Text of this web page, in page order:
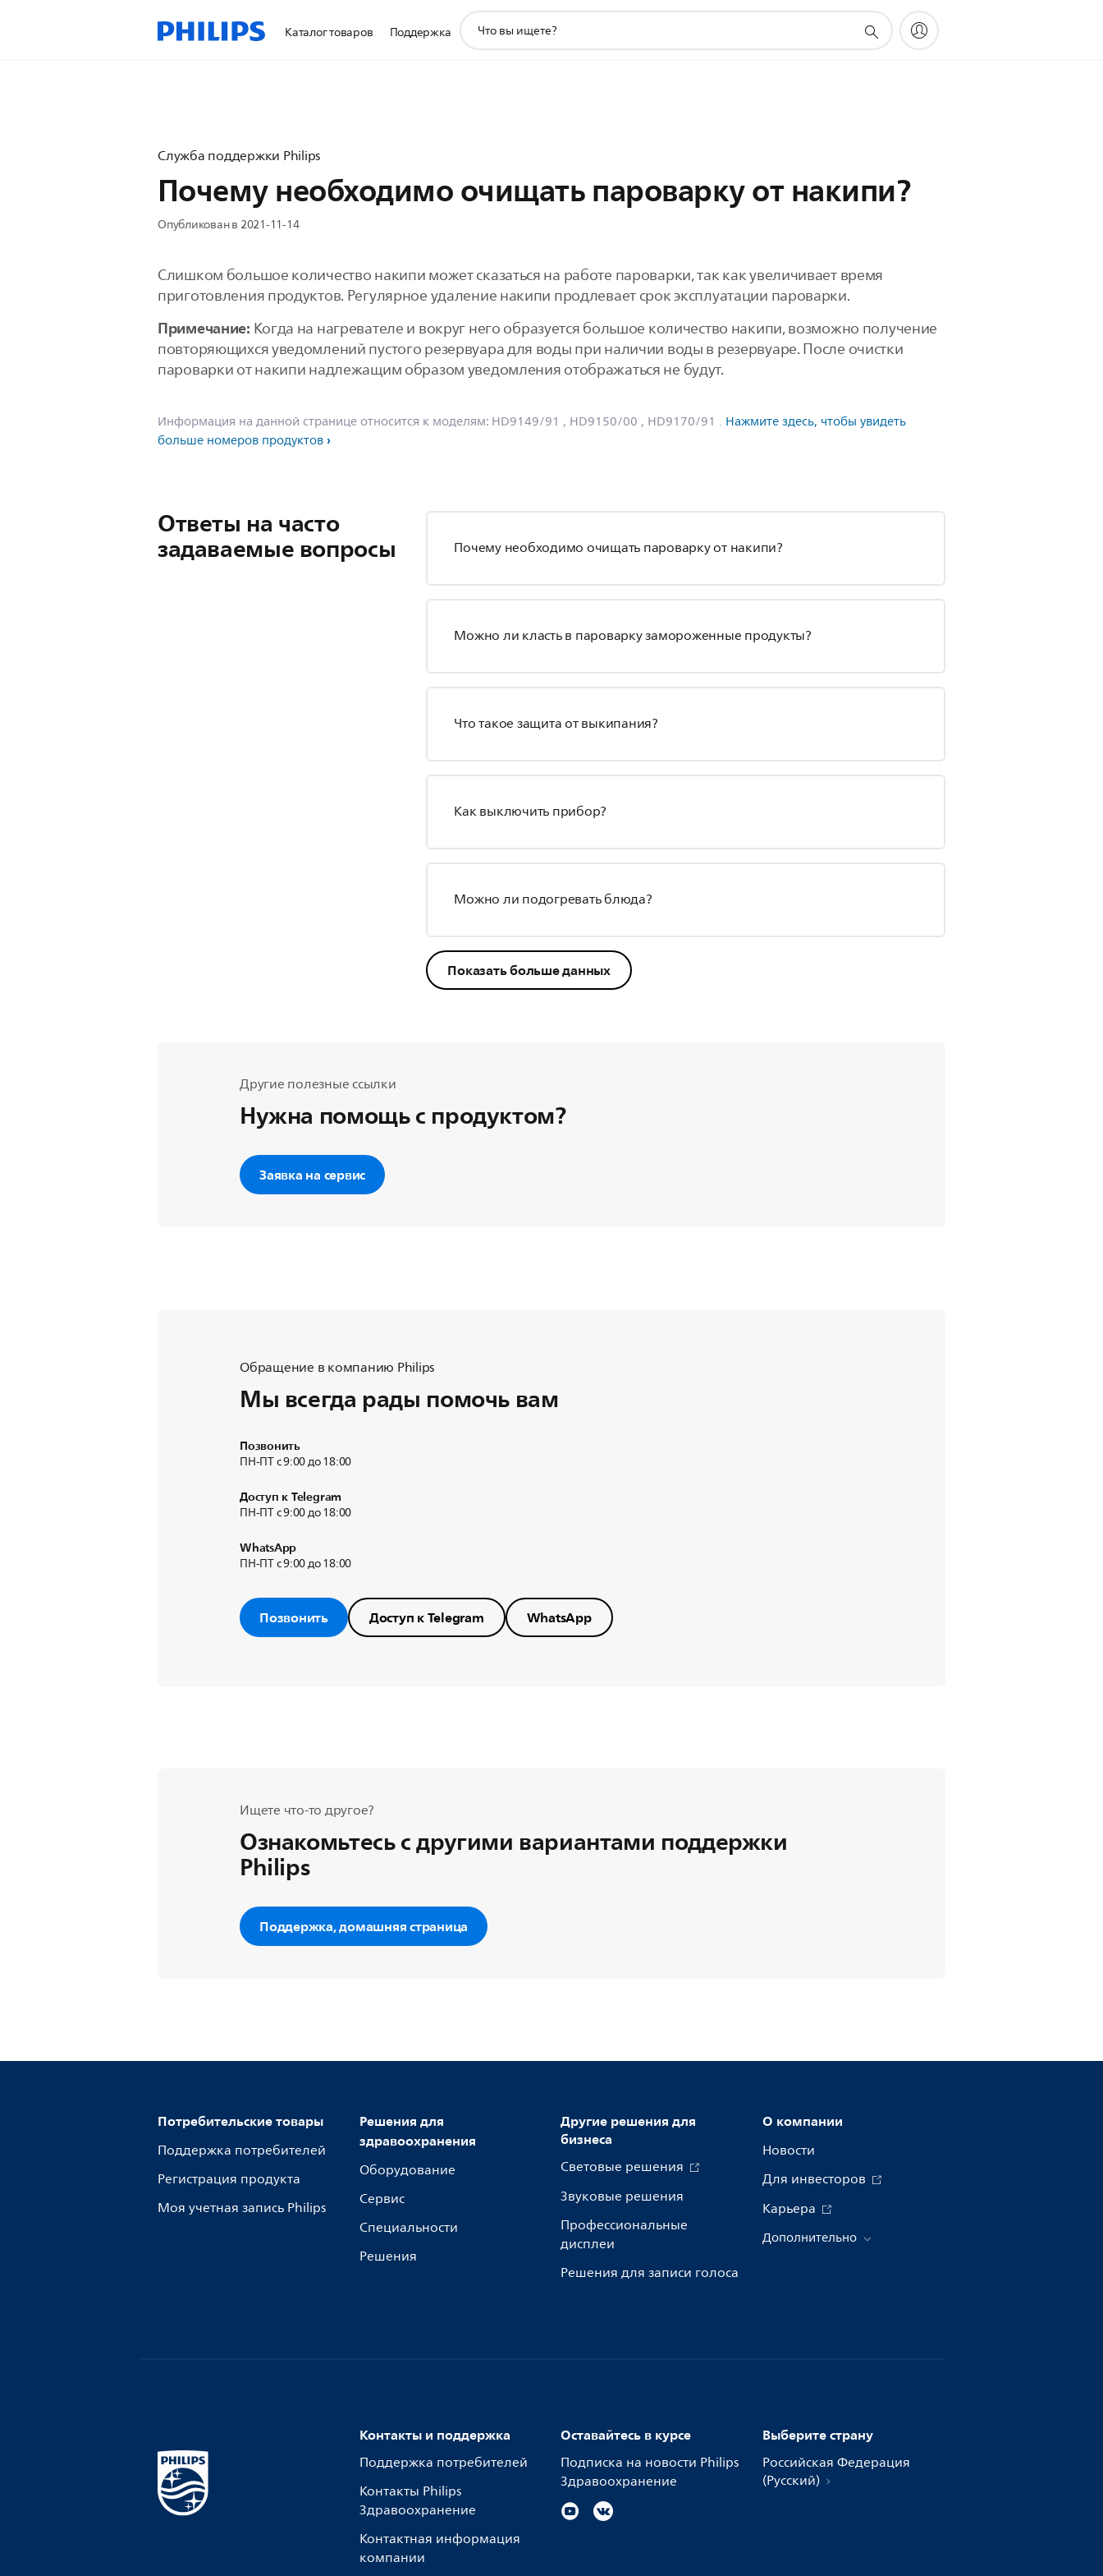
Каталог товаров Поддержка
поддержки
Служба поддержки Philips
Почему необходимо очищать пароварку от накипи?
Опубликован в 2021-11-14
Слишком большое количество накипи может сказаться на работе пароварки, так как увеличивает время
приготовления продуктов. Регулярное удаление накипи продлевает срок эксплуатации пароварки.
Примечание: Когда на нагревателе и вокруг него образуется большое количество накипи, возможно получение
повторяющихся уведомлений пустого резервуара для воды при наличии воды в резервуаре. После очистки
пароварки от накипи надлежащим образом уведомления отображаться не будут.
Информация на данной странице относится к моделям: HD9149/91 , HD9150/00 , HD9170/91 . Нажмите здесь, чтобы увидеть
больше номеров продуктов
Ответы на часто
задаваемые вопросы Почему необходимо очищать пароварку от накипи?
Можно ли класть в пароварку замороженные продукты?
Что такое защита от выкипания?
Как выключить прибор?
Можно ли подогревать блюда?
Показать больше данных
Другие полезные ссылки
Нужна помощь с продуктом?
Заявка на сервис
Обращение в компанию Philips
Мы всегда рады помочь вам
Позвонить
ПН-ПТ с 9:00 до 18:00
Доступ к Telegram
ПН-ПТ с 9:00 до 18:00
WhatsApp
ПН-ПТ с 9:00 до 18:00
Позвонить Доступ к Telegram WhatsApp
Ищете что-то другое?
Ознакомьтесь с другими вариантами поддержки
Philips
Поддержка, домашняя страница
Потребительские товары
Поддержка потребителей
Регистрация продукта
Моя учетная запись Philips
Решения для
здравоохранения
Оборудование
Сервис
Специальности
Решения
Другие решения для
бизнеса
Световые решения
Звуковые решения
Профессиональные
дисплеи
Решения для записи голоса
О компании
Новости
Для инвесторов
Карьера
Дополнительно
Контакты и поддержка
Поддержка потребителей
Контакты Philips
Здравоохранение
Контактная информация
компании
Оставайтесь в курсе
Подписка на новости Philips
Здравоохранение
Выберите страну
Российская Федерация
(Русский)